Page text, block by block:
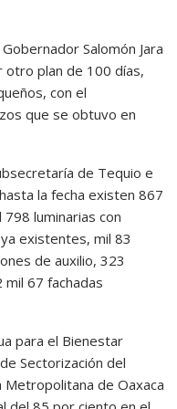
Salomón Jara
otro plan de 100 días,
con el
que se obtuvo en
de Tequio e
la fecha existen 867
luminarias con
existentes, mil 83
de auxilio, 323
67 fachadas
para el Bienestar
Sectorización del
Metropolitana de Oaxaca